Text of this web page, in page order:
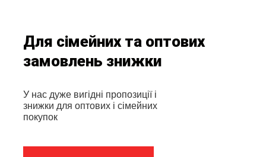
Для сімейних та оптових
замовлень знижки
У нас дуже вигідні пропозиції і
знижки для оптових і сімейних
покупок